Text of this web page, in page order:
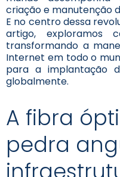
criação e manutenção
E no centro dessa
artigo, exploramos
transformando a
Internet em todo o
para a implantação
globalmente.
A fibra
pedra